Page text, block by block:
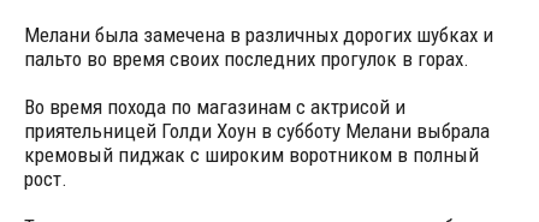
Мелани была замечена в различных дорогих шубках и
пальто во время своих последних прогулок в горах.
Во время похода по магазинам с актрисой и
приятельницей Голди Хоун в субботу Мелани выбрала
кремовый пиджак с широким воротником в полный
рост.